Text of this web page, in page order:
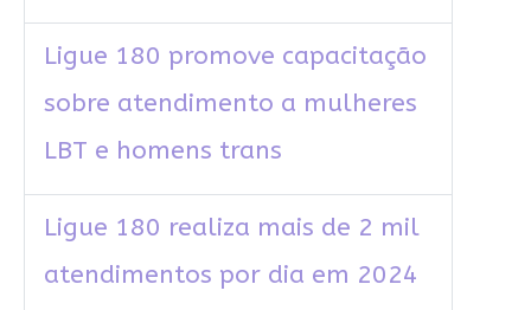
Ligue 180 promove capacitação
sobre atendimento a mulheres
LBT e homens trans
Ligue 180 realiza mais de 2 mil
atendimentos por dia em 2024